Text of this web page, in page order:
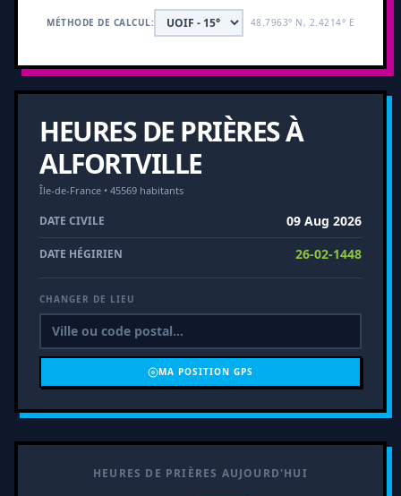
HEURES DE PRIÈRES À
ALFORTVILLE
Île-de-France • 45569 habitants
DATE CIVILE 09 Aug 2026
DATE HÉGIRIEN 26-02-1448
CHANGER DE LIEU
MA POSITION GPS
MÉTHODE DE CALCUL: 48.7963° N, 2.4214° E
HEURES DE PRIÈRES AUJOURD'HUI